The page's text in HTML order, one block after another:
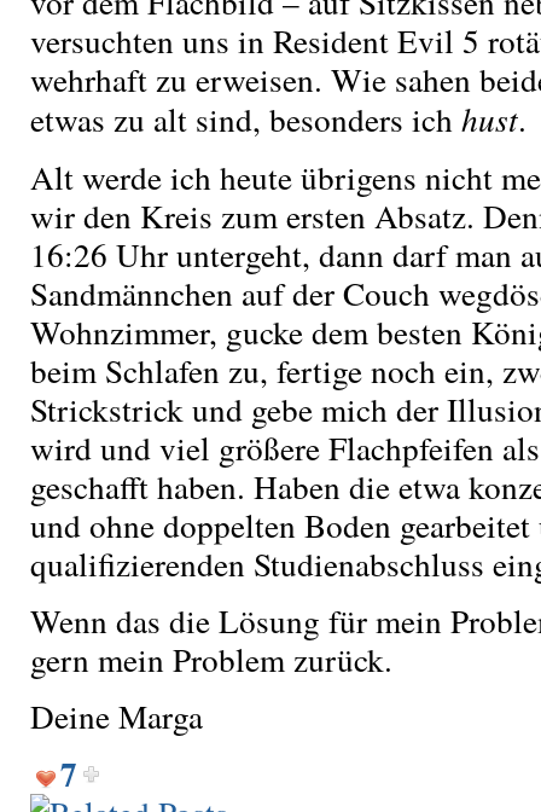
versuchten uns in Resident Evil 5
wehrhaft zu erweisen. Wie sahen
etwas zu alt sind, besonders ichhust.
Alt werde ich heute übrigens nicht
wir den Kreis zum ersten Absatz.
16:26 Uhr untergeht, dann darf man
Sandmännchen auf der Couch
Wohnzimmer, gucke dem besten
beim Schlafen zu, fertige noch ein,
Strickstrick und gebe mich der
wird und viel größere Flachpfeifen
geschafft haben. Haben die etwa
und ohne doppelten Boden
qualifizierenden Studienabschluss
Wenn das die Lösung für mein
gern mein Problem zurück.
Deine Marga
7